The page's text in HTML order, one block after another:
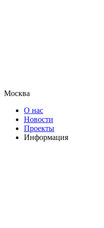
Москва
О нас
Новости
Проекты
Информация